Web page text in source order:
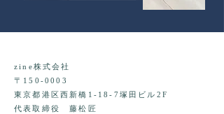
zine株式会社
〒150-0003
東京都港区西新橋1-18-7塚田ビル2F
​代表取締役 藤松匠